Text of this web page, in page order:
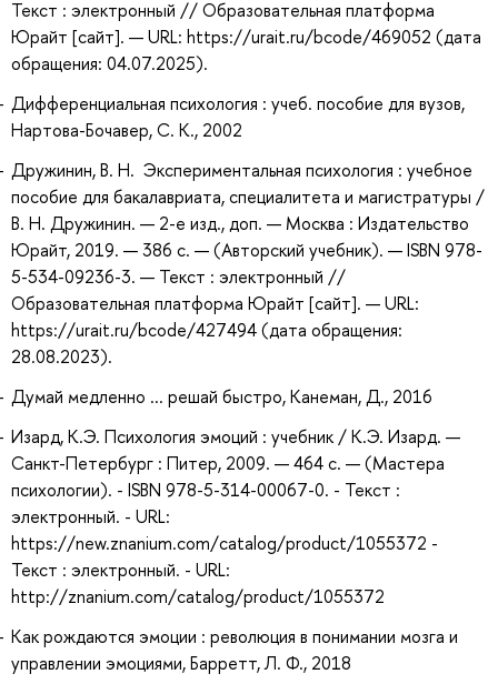
Текст : электронный // Образовательная платформа
Юрайт [сайт]. — URL: https://urait.ru/bcode/469052 (дата
обращения: 04.07.2025).
Дифференциальная психология : учеб. пособие для вузов,
Нартова-Бочавер, С. К., 2002
Дружинин, В. Н. Экспериментальная психология : учебное
пособие для бакалавриата, специалитета и магистратуры /
В. Н. Дружинин. — 2-е изд., доп. — Москва : Издательство
Юрайт, 2019. — 386 с. — (Авторский учебник). — ISBN 978-
5-534-09236-3. — Текст : электронный //
Образовательная платформа Юрайт [сайт]. — URL:
https://urait.ru/bcode/427494 (дата обращения:
28.08.2023).
Думай медленно ... решай быстро, Канеман, Д., 2016
Изард, К.Э. Психология эмоций : учебник / К.Э. Изард. —
Санкт-Петербург : Питер, 2009. — 464 с. — (Мастера
психологии). - ISBN 978-5-314-00067-0. - Текст :
электронный. - URL:
https://new.znanium.com/catalog/product/1055372 -
Текст : электронный. - URL:
http://znanium.com/catalog/product/1055372
Как рождаются эмоции : революция в понимании мозга и
управлении эмоциями, Барретт, Л. Ф., 2018